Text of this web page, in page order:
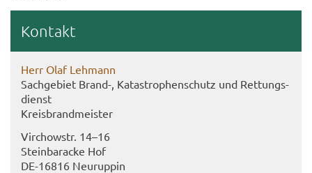
Kon­takt
Herr Olaf Leh­mann
Sach­ge­biet Brand-​, Ka­ta­stro­phen­schutz und Ret­tungs­
dienst
Kreis­brand­meis­ter
Virch­ow­str. 14–16
Stein­ba­ra­cke Hof
DE-​16816 Neu­rup­pin